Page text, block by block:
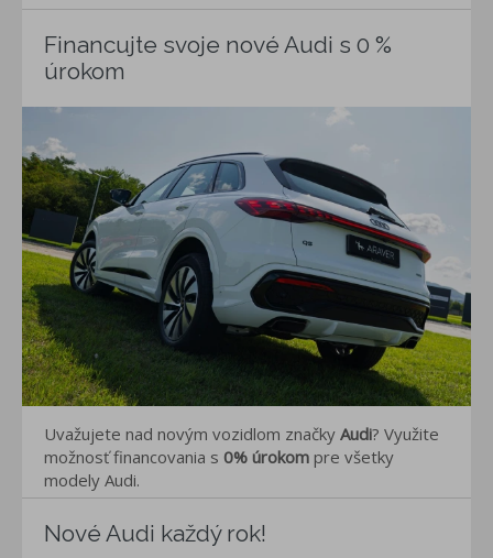
Financujte svoje nové Audi s 0 %
úrokom
Uvažujete nad novým vozidlom značky Audi? Využite
možnosť financovania s 0% úrokom pre všetky
modely Audi.
Nové Audi každý rok!